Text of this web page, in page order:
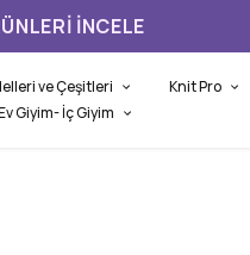
İNCELE
ve Çeşitleri Knit Pro
Giyim- İç Giyim